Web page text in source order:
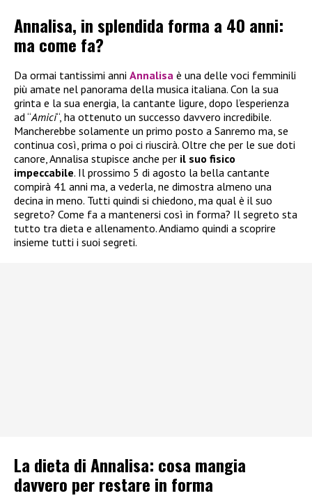
Annalisa, in splendida forma a 40 anni:
ma come fa?
Da ormai tantissimi anni Annalisa è una delle voci femminili
più amate nel panorama della musica italiana. Con la sua
grinta e la sua energia, la cantante ligure, dopo l’esperienza
ad “Amici“, ha ottenuto un successo davvero incredibile.
Mancherebbe solamente un primo posto a Sanremo ma, se
continua così, prima o poi ci riuscirà. Oltre che per le sue doti
canore, Annalisa stupisce anche per il suo fisico
impeccabile. Il prossimo 5 di agosto la bella cantante
compirà 41 anni ma, a vederla, ne dimostra almeno una
decina in meno. Tutti quindi si chiedono, ma qual è il suo
segreto? Come fa a mantenersi così in forma? Il segreto sta
tutto tra dieta e allenamento. Andiamo quindi a scoprire
insieme tutti i suoi segreti.
La dieta di Annalisa: cosa mangia
davvero per restare in forma